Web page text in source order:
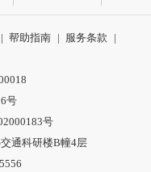
| 帮助指南 | 服务条款
|
号
号
通科研楼B幢4层